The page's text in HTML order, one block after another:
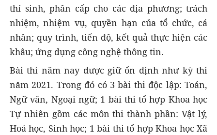
thí sinh, phân cấp cho các địa phương; trách
nhiệm, nhiệm vụ, quyền hạn của tổ chức, cá
nhân; quy trình, tiến độ, kết quả thực hiện các
khâu; ứng dụng công nghệ thông tin.
Bài thi năm nay được giữ ổn định như kỳ thi
năm 2021. Trong đó có 3 bài thi độc lập: Toán,
Ngữ văn, Ngoại ngữ; 1 bài thi tổ hợp Khoa học
Tự nhiên gồm các môn thi thành phần: Vật lý,
Hoá học, Sinh học; 1 bài thi tổ hợp Khoa học Xã